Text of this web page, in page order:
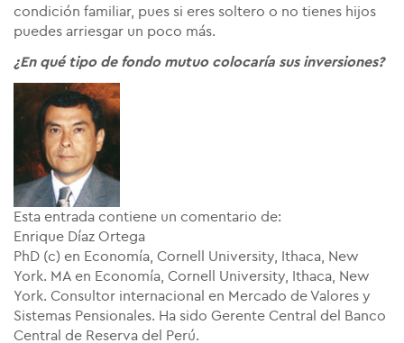
condición familiar, pues si eres soltero o no tienes hijos
puedes arriesgar un poco más.
¿En qué tipo de fondo mutuo colocaría sus inversiones?
Esta entrada contiene un comentario de:
Enrique Díaz Ortega
PhD (c) en Economía, Cornell University, Ithaca, New
York. MA en Economía, Cornell University, Ithaca, New
York. Consultor internacional en Mercado de Valores y
Sistemas Pensionales. Ha sido Gerente Central del Banco
Central de Reserva del Perú.